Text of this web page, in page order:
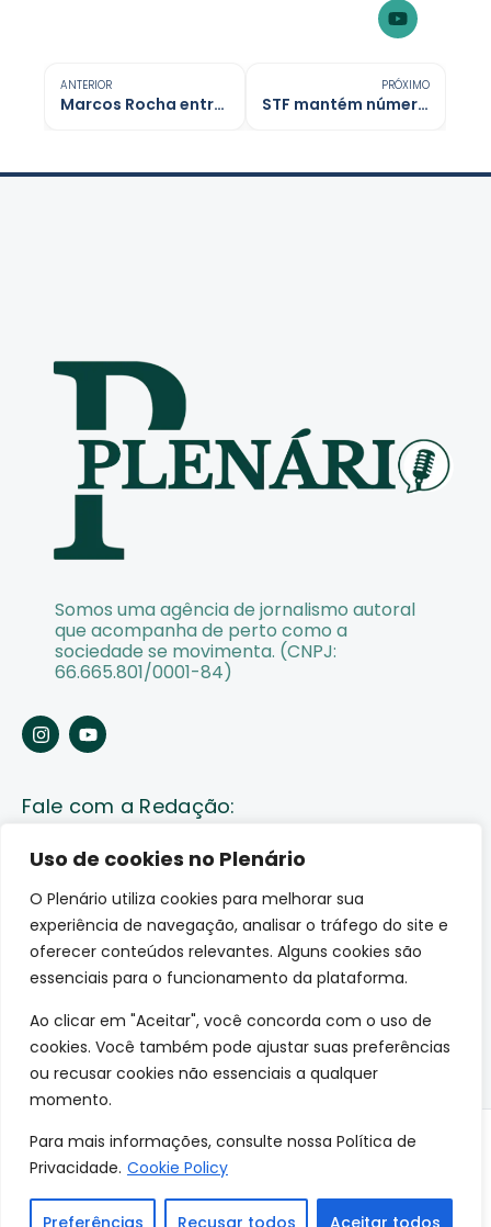
Uso de cookies no Plenário
O Plenário utiliza cookies para melhorar sua
experiência de navegação, analisar o tráfego do site e
oferecer conteúdos relevantes. Alguns cookies são
essenciais para o funcionamento da plataforma.
Ao clicar em "Aceitar", você concorda com o uso de
cookies. Você também pode ajustar suas preferências
ou recusar cookies não essenciais a qualquer
momento.
Para mais informações, consulte nossa Política de
Privacidade. Cookie Policy
Preferências Recusar todos Aceitar todos
ANTERIOR
Marcos Rocha entrega nova sede do Conselho Tutelar em Buritis
PRÓXIMO
STF mantém número de deputados e RO seguirá com oito cadeiras em 2026
Somos uma agência de jornalismo autoral
que acompanha de perto como a
sociedade se movimenta. (CNPJ:
66.665.801/0001-84)
Fale com a Redação:
Enviar pauta
Fale conosco
Av. Lauro Sodré, 1259. Olaria – Porto Velho (RO)
CEP: 76801-289
© 2026 O Plenário. Todos os direitos reservados.
Site desenvolvido por: